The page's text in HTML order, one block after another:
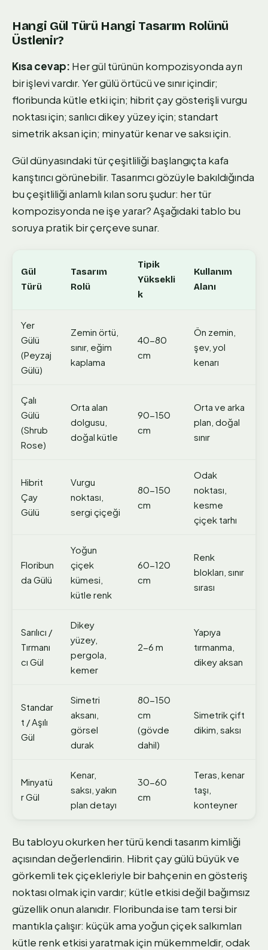
Hangi Gül Türü Hangi Tasarım Rolünü
Üstlenir?
Kısa cevap: Her gül türünün kompozisyonda ayrı
bir işlevi vardır. Yer gülü örtücü ve sınır içindir;
floribunda kütle etki için; hibrit çay gösterişli vurgu
noktası için; sarılıcı dikey yüzey için; standart
simetrik aksan için; minyatür kenar ve saksı için.
Gül dünyasındaki tür çeşitliliği başlangıçta kafa
karıştırıcı görünebilir. Tasarımcı gözüyle bakıldığında
bu çeşitliliği anlamlı kılan soru şudur: her tür
kompozisyonda ne işe yarar? Aşağıdaki tablo bu
soruya pratik bir çerçeve sunar.
Gül
Türü
Tasarım
Rolü
Tipik
Yüksekli
k
Kullanım
Alanı
Yer
Gülü
(Peyzaj
Gülü)
Zemin örtü,
sınır, eğim
kaplama
40-80
cm
Ön zemin,
şev, yol
kenarı
Çalı
Gülü
(Shrub
Rose)
Orta alan
dolgusu,
doğal kütle
90-150
cm
Orta ve arka
plan, doğal
sınır
Hibrit
Çay
Gülü
Vurgu
noktası,
sergi çiçeği
80-150
cm
Odak
noktası,
kesme
çiçek tarhı
Floribun
da Gülü
Yoğun
çiçek
kümesi,
kütle renk
60-120
cm
Renk
blokları, sınır
sırası
Sarılıcı /
Tırmanı
cı Gül
Dikey
yüzey,
pergola,
kemer
2-6 m
Yapıya
tırmanma,
dikey aksan
Standar
t / Aşılı
Gül
Simetri
aksanı,
görsel
durak
80-150
cm
(gövde
dahil)
Simetrik çift
dikim, saksı
Minyatü
r Gül
Kenar,
saksı, yakın
plan detayı
30-60
cm
Teras, kenar
taşı,
konteyner
Bu tabloyu okurken her türü kendi tasarım kimliği
açısından değerlendirin. Hibrit çay gülü büyük ve
görkemli tek çiçekleriyle bir bahçenin en gösteriş
noktası olmak için vardır; kütle etkisi değil bağımsız
güzellik onun alanıdır. Floribunda ise tam tersi bir
mantıkla çalışır: küçük ama yoğun çiçek salkımları
kütle renk etkisi yaratmak için mükemmeldir, odak